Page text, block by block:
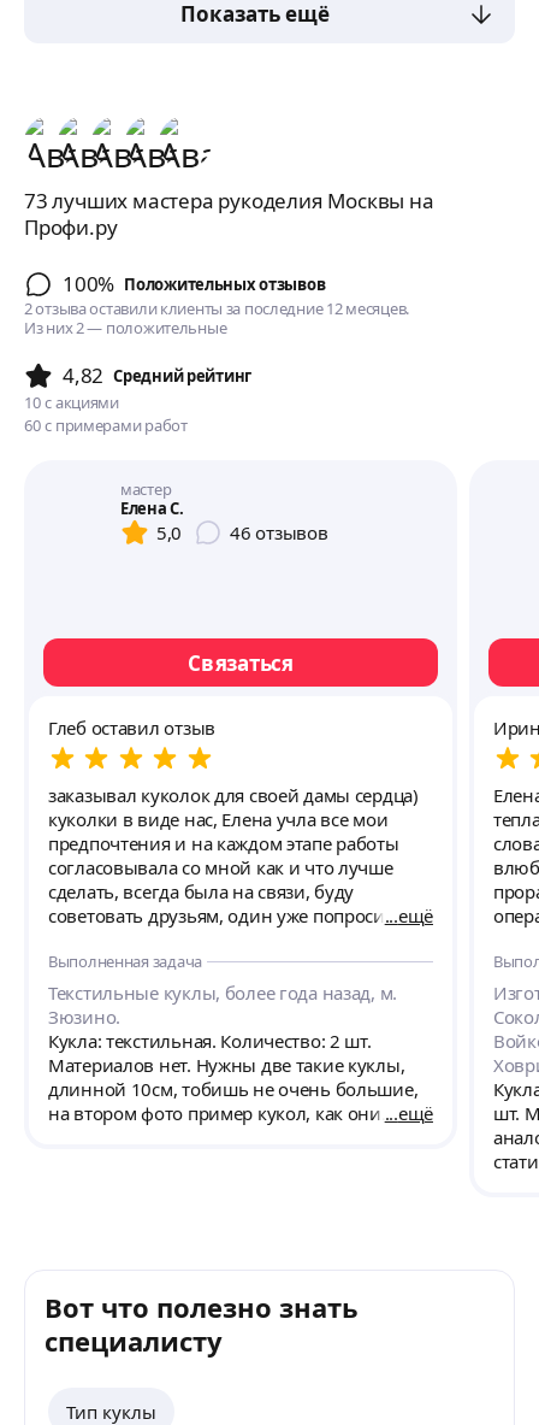
за усл.
Показать ещё
73 лучших мастера рукоделия Москвы на
Профи.ру
100% Положительных отзывов
2 отзыва оставили клиенты за последние 12 месяцев.
Из них 2 — положительные
4,82 Cредний рейтинг
10 с акциями
60 с примерами работ
мастер
Елена С.
5,0 46 отзывов
Связаться
Глеб оставил отзыв
заказывал куколок для своей дамы сердца)
куколки в виде нас, Елена учла все мои
предпочтения и на каждом этапе работы
согласовывала со мной как и что лучше
сделать, всегда была на связи, буду
советовать друзьям, один уже попросилещё
Выполненная задача
Текстильные куклы, более года назад, м.
Зюзино.
Кукла: текстильная. Количество: 2 шт.
Материалов нет. Нужны две такие куклы,
длинной 10см, тобишь не очень большие,
на втором фото пример кукол, как они
ещё
была
в
шт.
Вот что полезно знать
специалисту
Тип куклы